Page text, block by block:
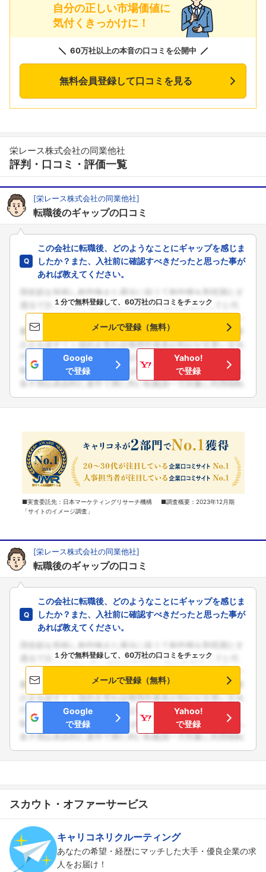
自分の正しい市場価値に
気付くきっかけに！
60万社以上の本音の口コミを公開中
無料会員登録して口コミを見る
栄レース株式会社の同業他社
評判・口コミ・評価一覧
[栄レース株式会社の同業他社]
転職後のギャップの口コミ
この会社に転職後、どのようなことにギャップを感じま
したか？また、入社前に確認すべきだったと思った事が
あれば教えてください。
１分で無料登録して、60万社の口コミをチェック
メールで登録（無料）
Google
で登録
Yahoo!
で登録
■実査委託先：日本マーケティングリサーチ機構 ■調査概要：2023年12月期
「サイトのイメージ調査」
[栄レース株式会社の同業他社]
転職後のギャップの口コミ
この会社に転職後、どのようなことにギャップを感じま
したか？また、入社前に確認すべきだったと思った事が
あれば教えてください。
１分で無料登録して、60万社の口コミをチェック
メールで登録（無料）
Google
で登録
Yahoo!
で登録
スカウト・オファーサービス
キャリコネリクルーティング
あなたの希望・経歴にマッチした大手・優良企業の求
人をお届け！